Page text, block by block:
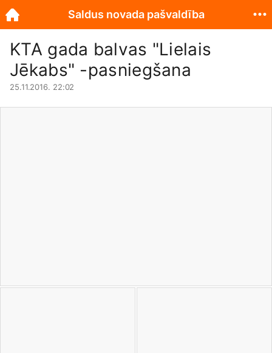
KTA gada balvas "Lielais
Jēkabs" -pasniegšana
25.11.2016. 22:02
Saldus novada pašvaldība